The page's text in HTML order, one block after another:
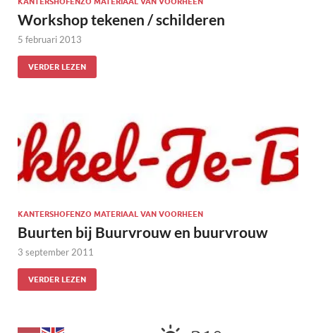
Workshop tekenen / schilderen
5 februari 2013
VERDER LEZEN
KANTERSHOFENZO MATERIAAL VAN VOORHEEN
Buurten bij Buurvrouw en buurvrouw
3 september 2011
VERDER LEZEN